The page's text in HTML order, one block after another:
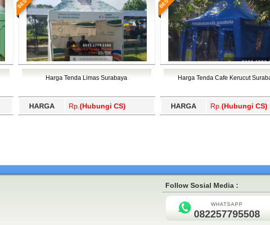
Harga Tenda Limas Surabaya
HARGA Rp. (Hubungi CS)
Harga Tenda Cafe Kerucut
HARGA Rp. (Hubungi CS)
Follow Sosial Media :
WHATSAPP
082257795508